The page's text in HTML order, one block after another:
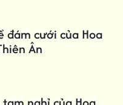
đám cưới của Hoa
Ân